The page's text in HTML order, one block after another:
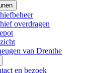
overdragen
van Drenthe
en bezoek